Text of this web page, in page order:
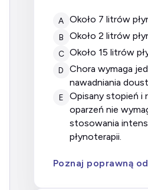
A około 7 litrów
B około 2 litrów
C około 15 litrów
D
chora wymaga jedynie
nawadniania
E
opisany stopień i rozległość
oparzeń nie
stosowania
płynoterapii.
Poznaj poprawną